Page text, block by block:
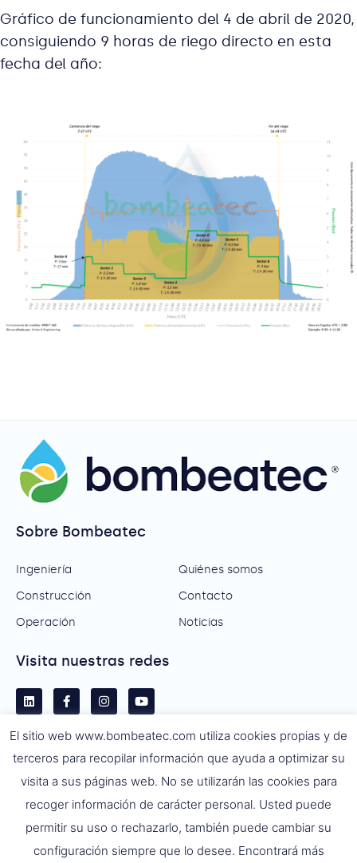
Gráfico de funcionamiento del 4 de abril de 2020,
consiguiendo 9 horas de riego directo en esta
fecha del año:
Sobre Bombeatec
Ingeniería
Construcción
Operación
Quiénes somos
Contacto
Noticias
Visita nuestras redes
El sitio web www.bombeatec.com utiliza cookies propias y de
terceros para recopilar información que ayuda a optimizar su
visita a sus páginas web. No se utilizarán las cookies para
recoger información de carácter personal. Usted puede
permitir su uso o rechazarlo, también puede cambiar su
configuración siempre que lo desee. Encontrará más